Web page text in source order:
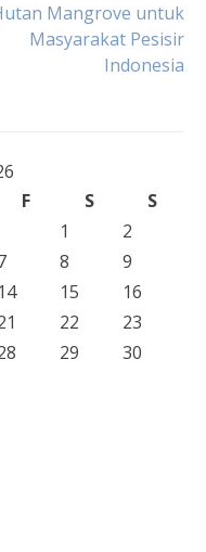
Mangrove untuk
Masyarakat Pesisir
Indonesia
F S
S
1
2
8
9
14 15
16
22
23
29
30